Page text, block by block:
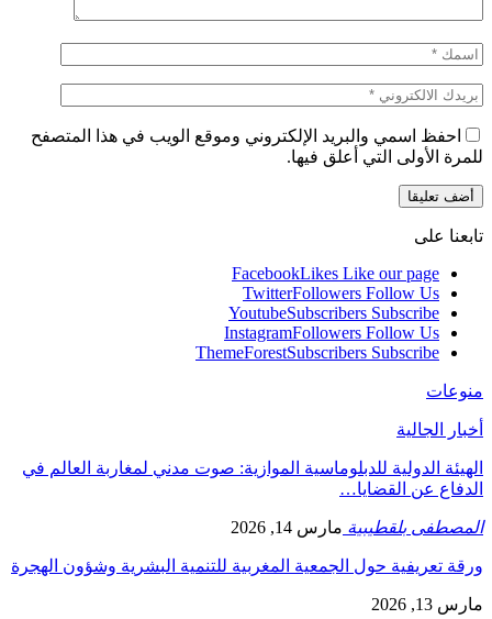
احفظ اسمي والبريد الإلكتروني وموقع الويب في هذا المتصفح
للمرة الأولى التي أعلق فيها.
تابعنا على
FacebookLikes Like our page
TwitterFollowers Follow Us
YoutubeSubscribers Subscribe
InstagramFollowers Follow Us
ThemeForestSubscribers Subscribe
منوعات
أخبار الجالية
الهيئة الدولية للدبلوماسية الموازية: صوت مدني لمغاربة العالم في
الدفاع عن القضايا…
المصطفى بلقطيبية مارس 14, 2026
ورقة تعريفية حول الجمعية المغربية للتنمية البشرية وشؤون الهجرة
مارس 13, 2026